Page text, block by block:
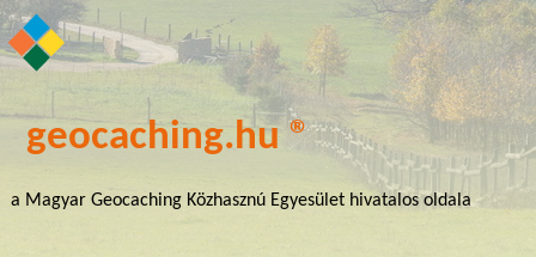
geocaching.hu ®
a Magyar Geocaching Közhasznú Egyesület hivatalos oldala